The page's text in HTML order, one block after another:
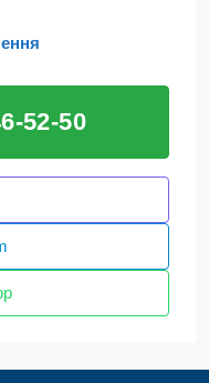
52-50